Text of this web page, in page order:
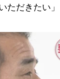
ただきたい」